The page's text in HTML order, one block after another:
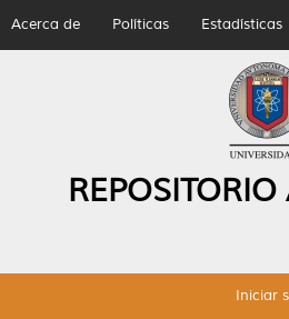
Acerca de Políticas Estadísticas
Iniciar